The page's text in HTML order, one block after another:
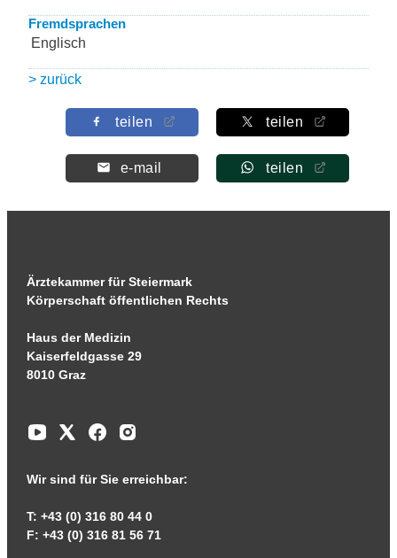
Fremdsprachen
Englisch
> zurück
teilen teilen
e-mail teilen
Ärztekammer für Steiermark
Körperschaft öffentlichen Rechts
Haus der Medizin
Kaiserfeldgasse 29
8010 Graz
Wir sind für Sie erreichbar:
T: +43 (0) 316 80 44 0
F: +43 (0) 316 81 56 71